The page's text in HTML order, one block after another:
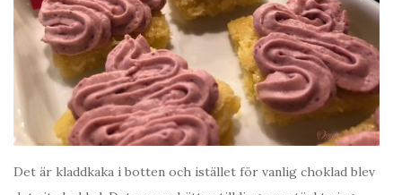
Det är kladdkaka i botten och istället för vanlig choklad blev